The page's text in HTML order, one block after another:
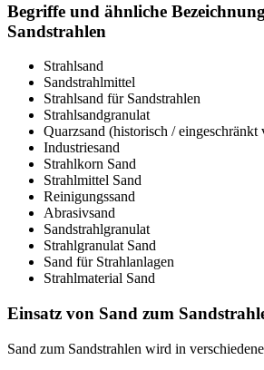
Begriffe und ähnliche
Sandstrahlen
Strahlsand
Sandstrahlmittel
Strahlsand für Sandstrahlen
Strahlsandgranulat
Quarzsand (historisch / eingeschränkt
Industriesand
Strahlkorn Sand
Strahlmittel Sand
Reinigungssand
Abrasivsand
Sandstrahlgranulat
Strahlgranulat Sand
Sand für Strahlanlagen
Strahlmaterial Sand
Einsatz von Sand zum
Sand zum Sandstrahlen wird in